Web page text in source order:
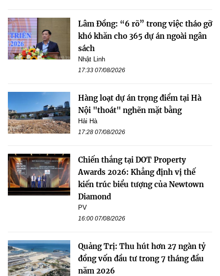
Lâm Đồng: “6 rõ” trong việc tháo gỡ
khó khăn cho 365 dự án ngoài ngân
sách
Nhật Linh
17:33 07/08/2026
Hàng loạt dự án trọng điểm tại Hà
Nội "thoát" nghẽn mặt bằng
Hải Hà
17:28 07/08/2026
Chiến thắng tại DOT Property
Awards 2026: Khẳng định vị thế
kiến trúc biểu tượng của Newtown
Diamond
PV
16:00 07/08/2026
Quảng Trị: Thu hút hơn 27 ngàn tỷ
đồng vốn đầu tư trong 7 tháng đầu
năm 2026